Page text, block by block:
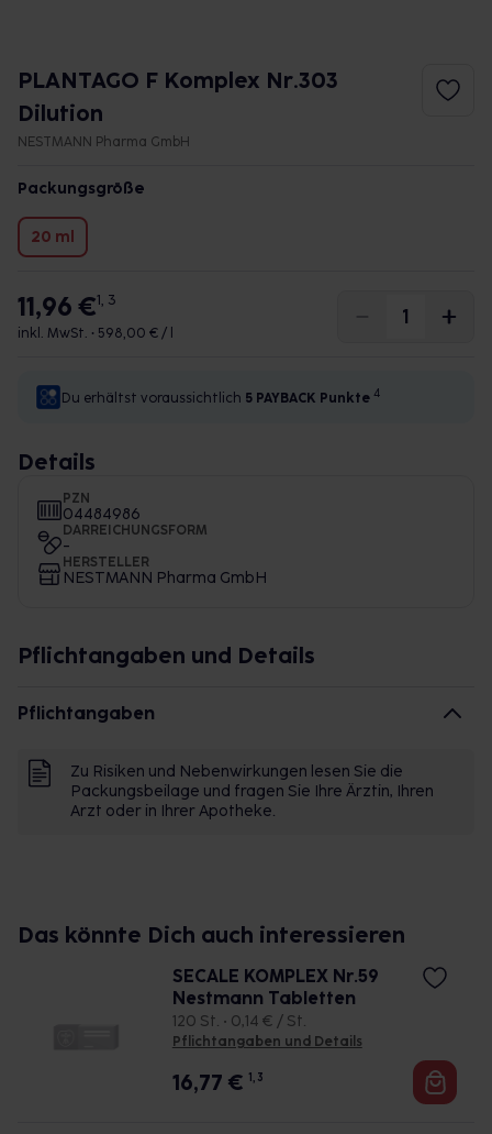
PLANTAGO F Komplex Nr.303
Dilution
NESTMANN Pharma GmbH
Packungsgröße
20 ml
11,96 €1, 3
inkl. MwSt. • 598,00 € / l
Du erhältst voraussichtlich 5 PAYBACK Punkte 4
Details
PZN
04484986
DARREICHUNGSFORM
-
HERSTELLER
NESTMANN Pharma GmbH
Pflichtangaben und Details
Pflichtangaben
Zu Risiken und Nebenwirkungen lesen Sie die
Packungsbeilage und fragen Sie Ihre Ärztin, Ihren
Arzt oder in Ihrer Apotheke.
Das könnte Dich auch interessieren
SECALE KOMPLEX Nr.59
Nestmann Tabletten
120 St. • 0,14 € / St.
Pflichtangaben und Details
16,77 € 1, 3